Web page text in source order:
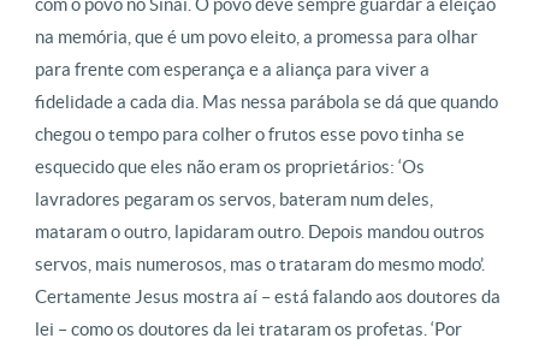
com o povo no Sinai. O povo deve sempre guardar a eleição
na memória, que é um povo eleito, a promessa para olhar
para frente com esperança e a aliança para viver a
fidelidade a cada dia. Mas nessa parábola se dá que quando
chegou o tempo para colher o frutos esse povo tinha se
esquecido que eles não eram os proprietários: ‘Os
lavradores pegaram os servos, bateram num deles,
mataram o outro, lapidaram outro. Depois mandou outros
servos, mais numerosos, mas o trataram do mesmo modo’.
Certamente Jesus mostra aí – está falando aos doutores da
lei – como os doutores da lei trataram os profetas. ‘Por